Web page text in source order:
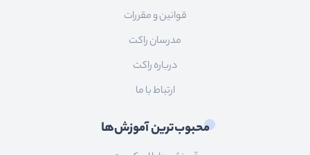
قوانین و مقررات
مدرسان راکت
درباره راکت
ارتباط با ما
محبوب‌ترین آموزش‌ها